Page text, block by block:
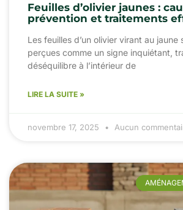
Feuilles d’olivier jaunes :
prévention et traitements
Les feuilles d’un olivier virant au jaune
perçues comme un signe inquiétant,
déséquilibre à l’intérieur de
LIRE LA SUITE »
novembre 17, 2025 Aucun